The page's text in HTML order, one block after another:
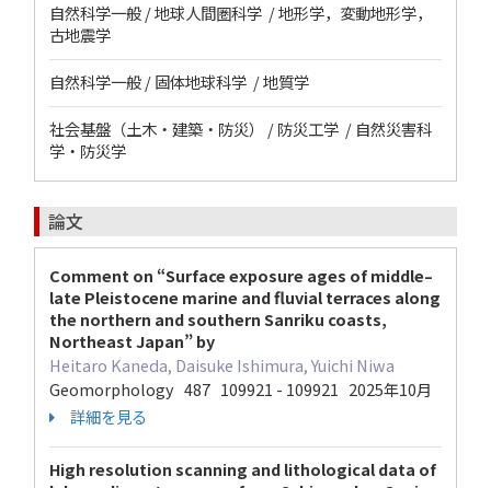
自然科学一般 / 地球人間圏科学 / 地形学，変動地形学，
古地震学
自然科学一般 / 固体地球科学 / 地質学
社会基盤（土木・建築・防災） / 防災工学 / 自然災害科
学・防災学
論文
Comment on “Surface exposure ages of middle–
late Pleistocene marine and fluvial terraces along
the northern and southern Sanriku coasts,
Northeast Japan” by
Heitaro Kaneda, Daisuke Ishimura, Yuichi Niwa
Geomorphology 487 109921 - 109921 2025年10月
詳細を見る
High resolution scanning and lithological data of